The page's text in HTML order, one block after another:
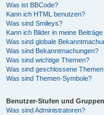
Was ist BBCode?
Kann ich HTML benutzen?
Was sind Smileys?
Kann ich Bilder in meine
Was sind globale
Was sind Bekanntmachungen?
Was sind wichtige Themen?
Was sind geschlossene
Was sind Themen-Symbole?
Benutzer-Stufen und Gruppen
Was sind Administratoren?